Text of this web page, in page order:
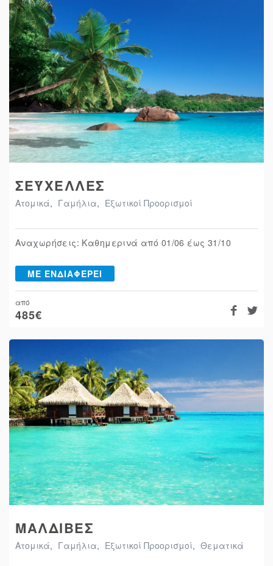
ΣΕΫΧΕΛΛΕΣ
Ατομικά, Γαμήλια, Εξωτικοί Προορισμοί
Αναχωρήσεις: Καθημερινά από 01/06 έως 31/10
ΜΕ ΕΝΔΙΑΦΕΡΕΙ
από
485€
ΜΑΛΔΙΒΕΣ
Ατομικά, Γαμήλια, Εξωτικοί Προορισμοί, Θεματικά